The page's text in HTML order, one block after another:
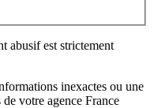
abusif est strictement
inexactes ou une
votre agence France